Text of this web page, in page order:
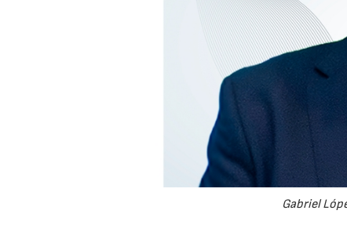
Gabriel